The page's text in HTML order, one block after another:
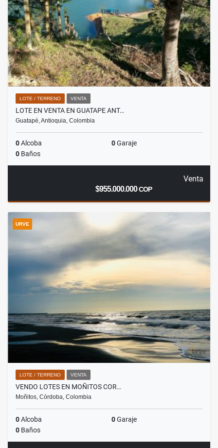
LOTE / TERRENO VENTA
LOTE EN VENTA EN GUATAPE ANT…
Guatapé, Antioquia, Colombia
0Alcoba 0Garaje
0 Baños
Venta
$955.000.000COP
URVE
LOTE / TERRENO VENTA
VENDO LOTES EN MOÑITOS COR…
Moñitos, Córdoba, Colombia
0Alcoba 0Garaje
0 Baños